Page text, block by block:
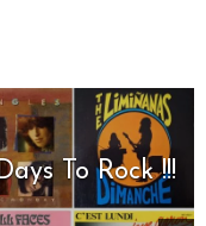
To Rock !!!